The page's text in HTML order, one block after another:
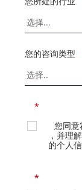
您的咨询类型
*
您同意
，并理
的个人信
*